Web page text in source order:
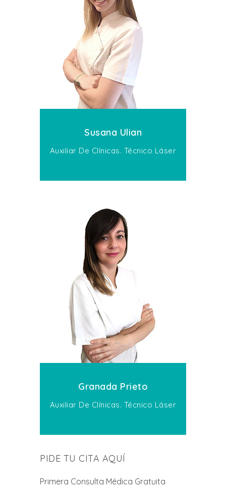
Susana Ulian
Auxiliar De Clínicas. Técnico Láser
Granada Prieto
Auxiliar De Clínicas. Técnico Láser
PIDE TU CITA AQUÍ
Primera Consulta Médica Gratuita